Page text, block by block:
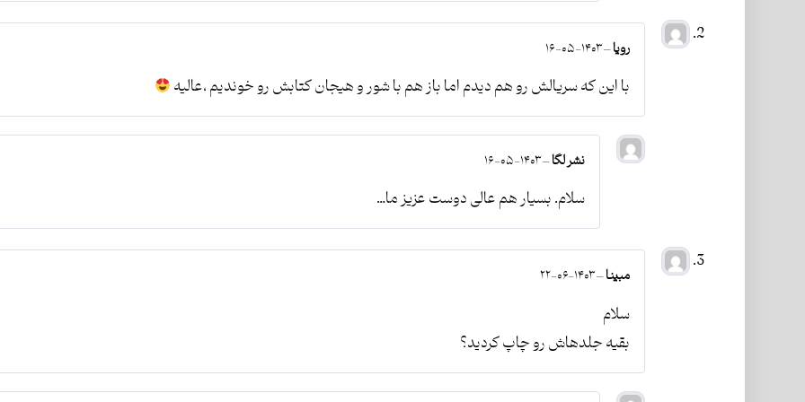
رویا–۱۴۰۳-۰۵-۱۶
با این که سریالش رو هم دیدم اما باز هم با شور و هیجان کتابش رو خوندیم ،عالیه
نشر لگا–۱۴۰۳-۰۵-۱۶
سلام. بسیار هم عالی دوست عزیز ما…
مبینا–۱۴۰۳-۰۶-۲۲
سلام
بقیه جلدهاش رو چاپ کردید؟